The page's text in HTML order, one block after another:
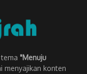
"Menuju
menyajikan konten